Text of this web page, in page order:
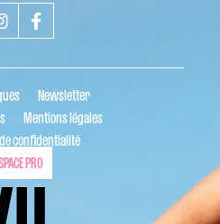
Newsletter
Mentions légales
confidentialité
PRO